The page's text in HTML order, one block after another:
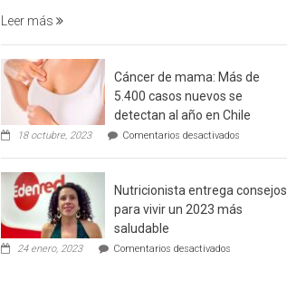
del
cáncer
de
prostata
Leer más
Cáncer de mama: Más de
5.400 casos nuevos se
detectan al año en Chile
18 octubre, 2023 Comentarios desactivados
de
Más
Nutricionista entrega consejos
para vivir un 2023 más
saludable
24 enero, 2023 Comentarios desactivados